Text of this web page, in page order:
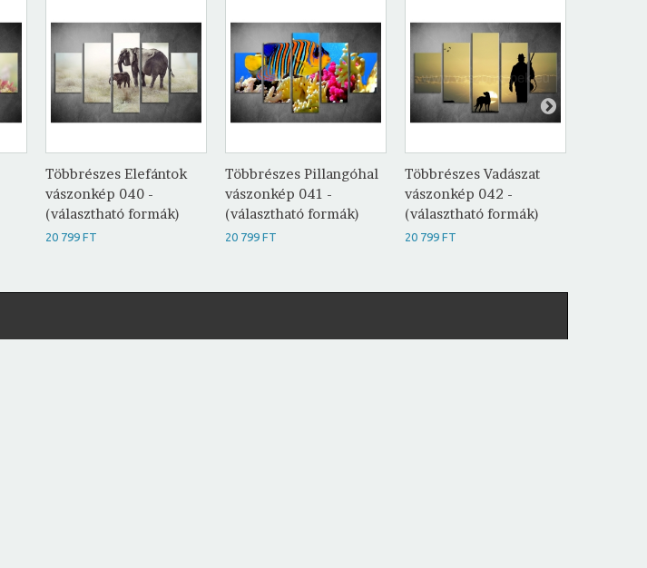
Többrészes Elefántok
vászonkép 040 -
(választható formák)
20 799 FT
Többrészes Pillangóhal
vászonkép 041 -
(választható formák)
20 799 FT
Többrészes Vadászat
vászonkép 042 -
(választható formák)
20 799 FT